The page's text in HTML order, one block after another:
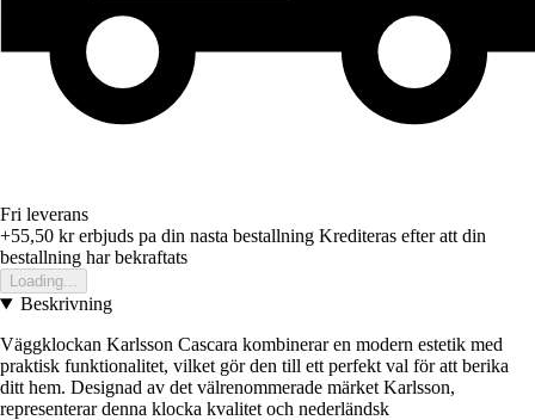
Fri leverans
+55,50 krerbjuds pa din nasta bestallning Krediteras efter att din
bestallning har bekraftats
Loading...
Beskrivning
Väggklockan Karlsson Cascara kombinerar en modern estetik med
praktisk funktionalitet, vilket gör den till ett perfekt val för att berika
ditt hem. Designad av det välrenommerade märket Karlsson,
representerar denna klocka kvalitet och nederländsk